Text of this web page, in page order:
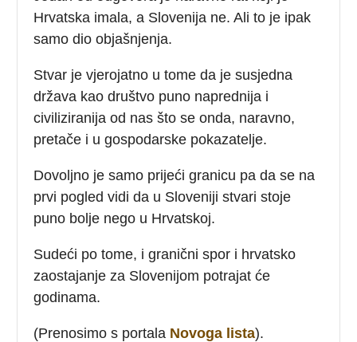
Hrvatska imala, a Slovenija ne. Ali to je ipak
samo dio objašnjenja.
Stvar je vjerojatno u tome da je susjedna
država kao društvo puno naprednija i
civiliziranija od nas što se onda, naravno,
pretače i u gospodarske pokazatelje.
Dovoljno je samo prijeći granicu pa da se na
prvi pogled vidi da u Sloveniji stvari stoje
puno bolje nego u Hrvatskoj.
Sudeći po tome, i granični spor i hrvatsko
zaostajanje za Slovenijom potrajat će
godinama.
(Prenosimo s portala Novoga lista).